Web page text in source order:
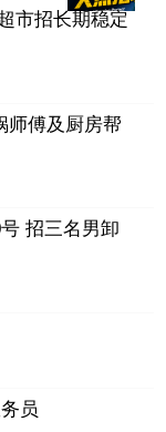
市招长期稳定
师傅及厨房帮
招三名男卸
员